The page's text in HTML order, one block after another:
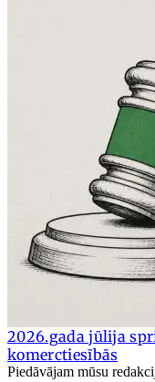
2026.gada jūlija
komerctiesībās
Piedāvājam mūsu